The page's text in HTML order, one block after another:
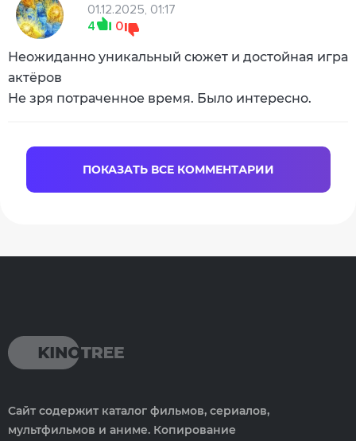
01.12.2025, 01:17
4
0
Неожиданно уникальный сюжет и достойная игра
актёров
Не зря потраченное время. Было интересно.
ПОКАЗАТЬ ВСЕ КОММЕНТАРИИ
Сайт содержит каталог фильмов, сериалов,
мультфильмов и аниме. Копирование